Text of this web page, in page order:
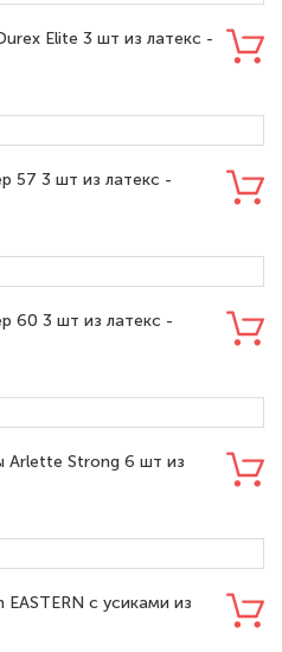
Elite 3 шт из латекс -
57 3 шт из латекс -
60 3 шт из латекс -
Arlette Strong 6 шт из
с усиками из